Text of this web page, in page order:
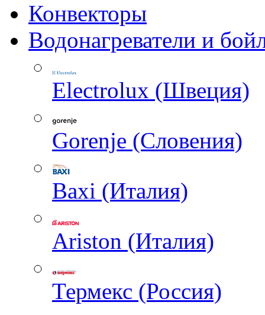
Конвекторы
Водонагреватели и
Electrolux (Швеция)
Gorenje (Словения)
Baxi (Италия)
Ariston (Италия)
Термекс (Россия)